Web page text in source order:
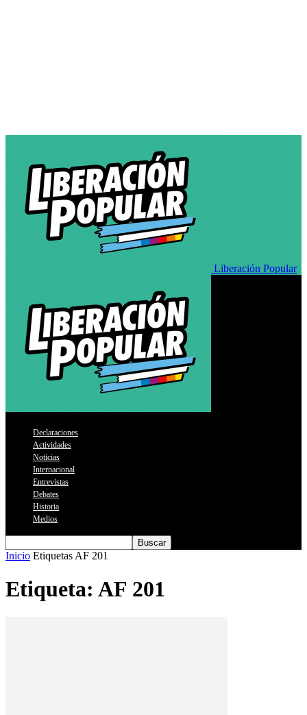
Liberación Popular
Declaraciones
Actividades
Noticias
Internacional
Entrevistas
Debates
Historia
Medios
Inicio Etiquetas AF 201
Etiqueta: AF 201